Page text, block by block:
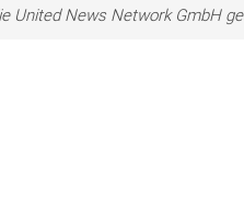
United News Network GmbH